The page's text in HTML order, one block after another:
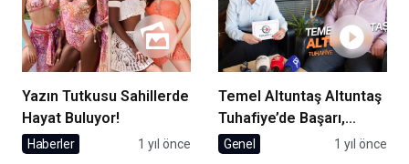
Yazın Tutkusu Sahillerde
Hayat Buluyor!
Haberler 1 yıl önce
Temel Altuntaş Altuntaş
Tuhafiye’de Başarı,
Çıraklıktan Zirveye
Genel 1 yıl önce